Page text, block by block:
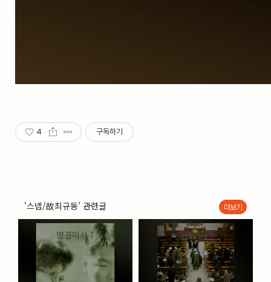
4 구독하기
'스넵/故최규동' 관련글
영결미사 7 영결미사 5
더보기